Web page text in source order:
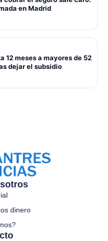
en Madrid
12 meses a mayores de 52
dejar el subsidio
dinero